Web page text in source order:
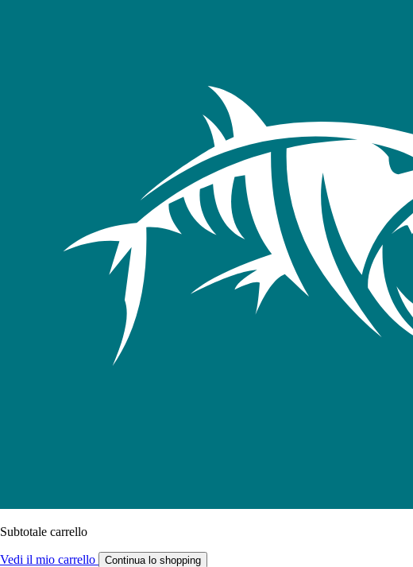
Subtotale carrello
Vedi il mio carrello Continua lo shopping